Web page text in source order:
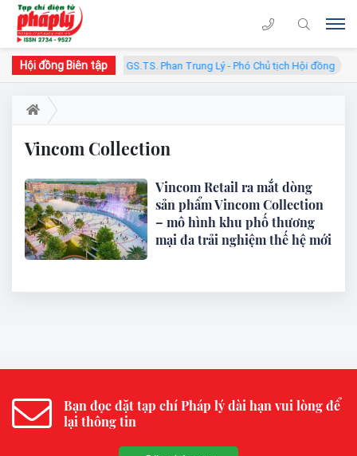
Hội đồng Biên tập
tịch Hội đồng GS.TS. Phan Trung Lý - Phó Chủ tịch Hội đồng
Vincom Collection
Vincom Retail ra mắt dòng
sản phẩm Vincom Collection
– mô hình khu phố thương
mại đa trải nghiệm thế hệ mới
Bạn đọc đặt tạp chí Pháp lý dài hạn vui lòng để
lại thông tin